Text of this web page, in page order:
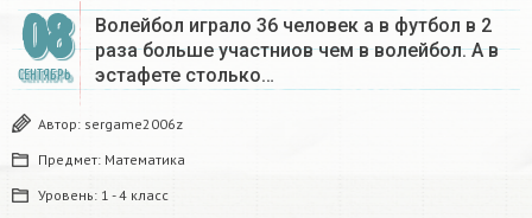
08
СЕНТЯБРЬ
Волейбол играло 36 человек а в футбол в 2
раза больше участниов чем в волейбол. А в
эстафете столько…
Автор: sergame2006z
Предмет: Математика
Уровень: 1 - 4 класс